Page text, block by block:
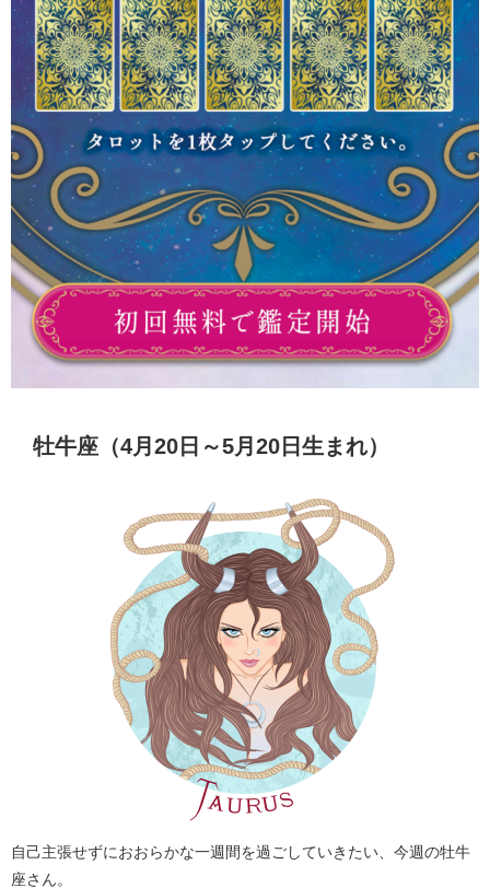
牡牛座（4月20日～5月20日生まれ）
自己主張せずにおおらかな一週間を過ごしていきたい、今週の牡牛
座さん。